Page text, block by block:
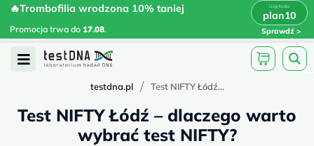
Skip
content
🔥Trombofilia wrodzona 10% taniej
Promocja trwa do 17.08.
plan10
Sprawdź
🔥Trombofilia wrodzona 10% taniej
plan10 x
Open
testdna.pl / Test NIFTY Łódź...
Test NIFTY Łódź – dlaczego warto
wybrać test NIFTY?